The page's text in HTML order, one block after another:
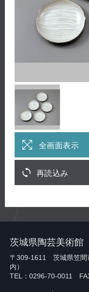
全画面表示
再読込み
茨城県陶芸美術館
〒309-1611 茨城県笠間
内）
TEL：0296-70-0011